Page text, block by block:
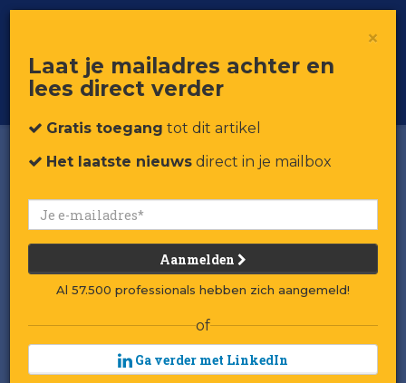
Voor professionals in retail & brands
Toggle
×
Laat je mailadres achter en
lees direct verder
Gratis toegang tot dit artikel
Het laatste nieuws direct in je mailbox
Aanmelden
Al 57.500 professionals hebben zich aangemeld!
of
Ga verder met LinkedIn